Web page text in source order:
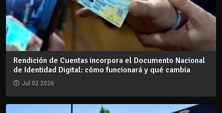
Rendición de Cuentas incorpora el Documento Nacional
de Identidad Digital: cómo funcionará y qué cambia
Jul 02 2026